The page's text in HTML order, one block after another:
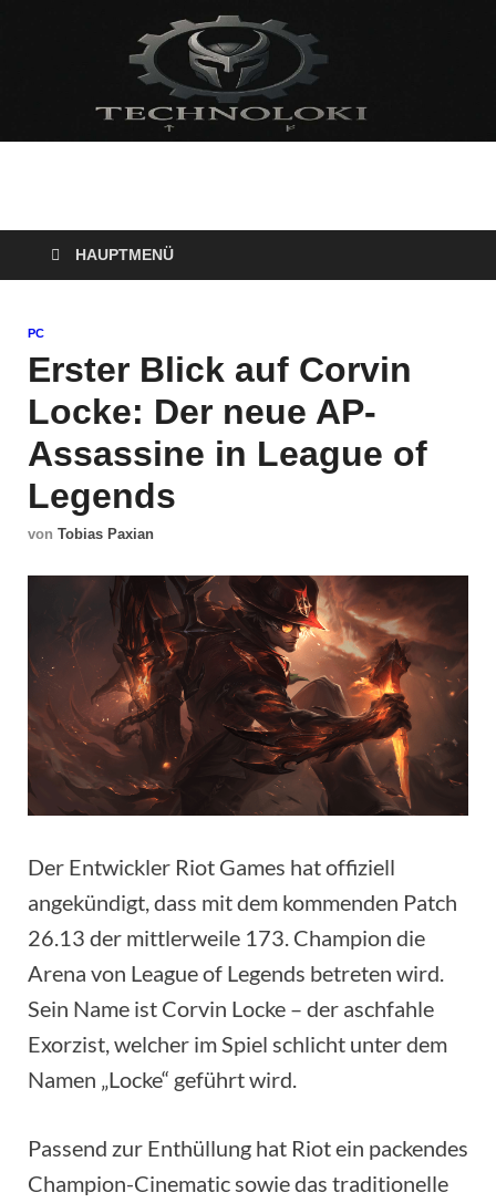
Technoloki: Gaming
und Entertainment
Blockbuster, Indie-Perlen und Retro-Klassiker.
HAUPTMENÜ
PC
Erster Blick auf Corvin
Locke: Der neue AP-
Assassine in League of
Legends
von Tobias Paxian
Der Entwickler Riot Games hat offiziell
angekündigt, dass mit dem kommenden Patch
26.13 der mittlerweile 173. Champion die
Arena von League of Legends betreten wird.
Sein Name ist Corvin Locke – der aschfahle
Exorzist, welcher im Spiel schlicht unter dem
Namen „Locke“ geführt wird.
Passend zur Enthüllung hat Riot ein packendes
Champion-Cinematic sowie das traditionelle